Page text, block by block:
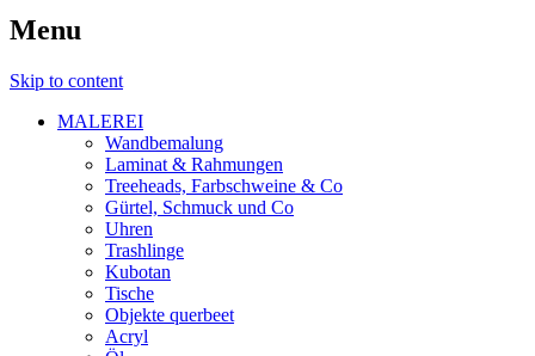
Menu
Skip to content
MALEREI
Wandbemalung
Laminat & Rahmungen
Treeheads, Farbschweine & Co
Gürtel, Schmuck und Co
Uhren
Trashlinge
Kubotan
Tische
Objekte querbeet
Acryl